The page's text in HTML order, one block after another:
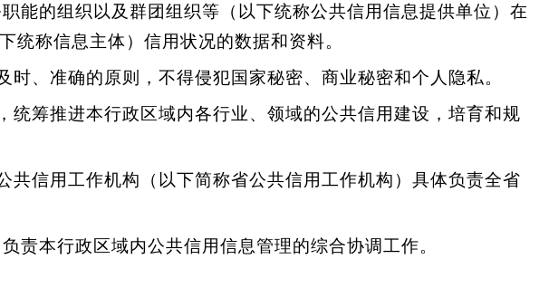
的组织以及群团组织等（以下统称公共信用信息提供单位）在
统称信息主体）信用状况的数据和资料。
、准确的原则，不得侵犯国家秘密、商业秘密和个人隐私。
筹推进本行政区域内各行业、领域的公共信用建设，培育和规
信用工作机构（以下简称省公共信用工作机构）具体负责全省
本行政区域内公共信用信息管理的综合协调工作。